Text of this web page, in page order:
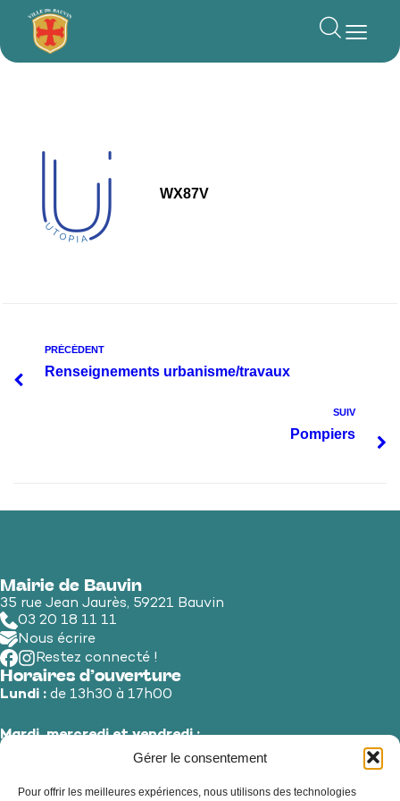
Gérer le consentement
Pour offrir les meilleures expériences, nous utilisons des technologies
principal
WX87V
PRÉCÉDENT
Renseignements urbanisme/travaux
SUIV
Pompiers
Mairie de Bauvin
35 rue Jean Jaurès, 59221 Bauvin
03 20 18 11 11
Nous écrire
Restez connecté !
Horaires d’ouverture
Lundi : de 13h30 à 17h00
Mardi, mercredi et vendredi :
de 8h30 à 12h00 et de 13h30 à 17h00
Jeudi et samedi :de 8h30 à 12h00